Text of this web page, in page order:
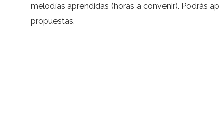
melodías aprendidas (horas a convenir). Podrás
propuestas.